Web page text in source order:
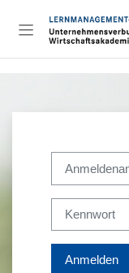
Website-Übersicht
Anmelden